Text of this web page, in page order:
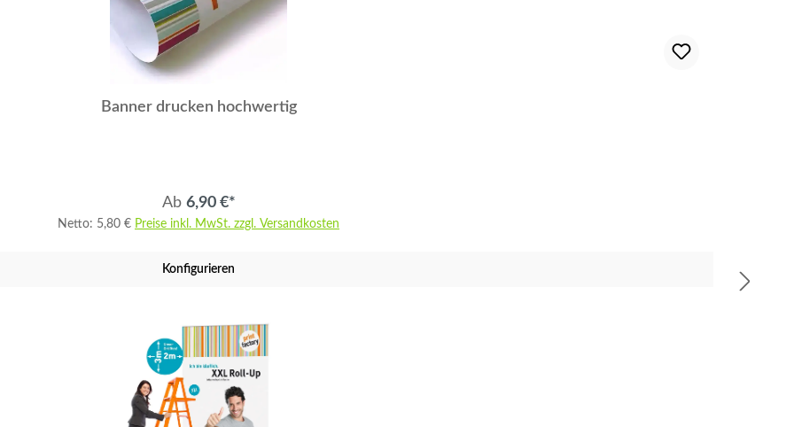
Banner drucken hochwertig
Ab 6,90 €*
Netto: 5,80 € Preise inkl. MwSt. zzgl. Versandkosten
Konfigurieren